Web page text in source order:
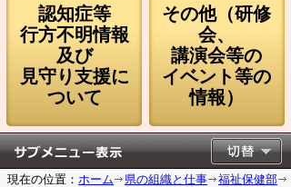
認知症等
行方不明情報
及び
見守り支援に
ついて
その他（研修
会、
講演会等の
イベント等の
情報）
現在の位置： ホーム 県の組織と仕事
福祉保健部